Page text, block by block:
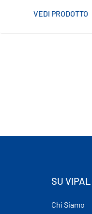
VEDI PRODOTTO
SU VIPAL
Chi Siamo